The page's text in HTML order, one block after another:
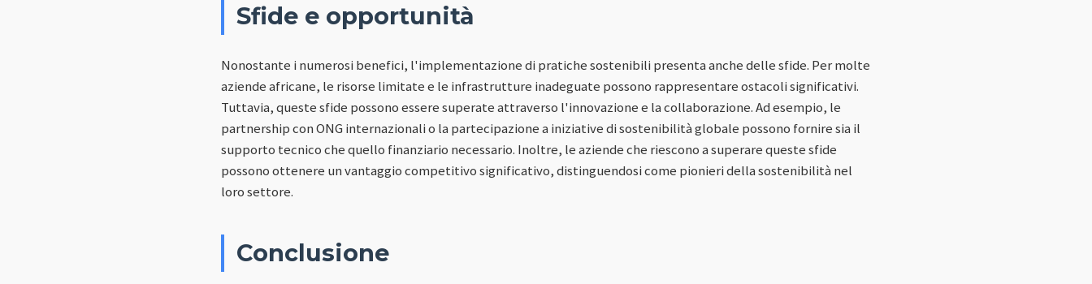
Sfide e opportunità
Nonostante i numerosi benefici, l'implementazione di pratiche sostenibili presenta anche delle sfide. Per molte
aziende africane, le risorse limitate e le infrastrutture inadeguate possono rappresentare ostacoli significativi.
Tuttavia, queste sfide possono essere superate attraverso l'innovazione e la collaborazione. Ad esempio, le
partnership con ONG internazionali o la partecipazione a iniziative di sostenibilità globale possono fornire sia il
supporto tecnico che quello finanziario necessario. Inoltre, le aziende che riescono a superare queste sfide
possono ottenere un vantaggio competitivo significativo, distinguendosi come pionieri della sostenibilità nel
loro settore.
Conclusione